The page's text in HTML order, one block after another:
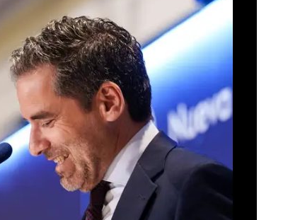
de Cultura, Borja Sémper, ha
Civil necesita "respaldo real" en su
organizado y ha anunciado que si
de la Moncloa aprobará un plan con
duras, más medios para la
en la Audiencia Nacional, entre